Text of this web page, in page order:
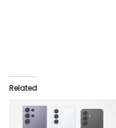
Related